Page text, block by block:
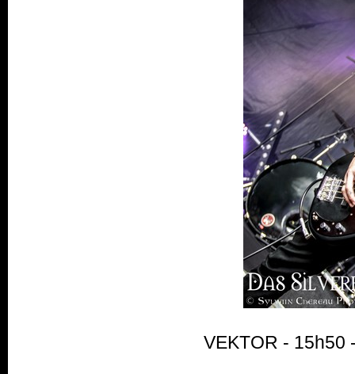
VEKTOR - 15h50